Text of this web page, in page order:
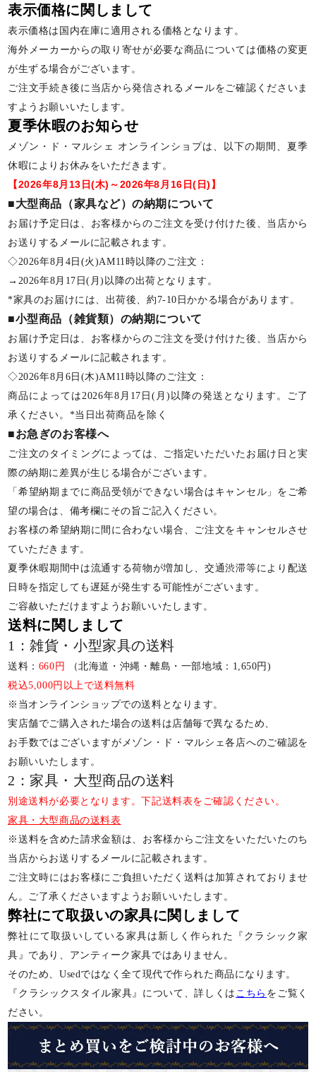
表示価格に関しまして
表示価格は国内在庫に適用される価格となります。
海外メーカーからの取り寄せが必要な商品については価格の変更
が生ずる場合がございます。
ご注文手続き後に当店から発信されるメールをご確認くださいま
すようお願いいたします。
夏季休暇のお知らせ
メゾン・ド・マルシェ オンラインショプは、以下の期間、夏季
休暇によりお休みをいただきます。
【2026年8月13日(木)～2026年8月16日(日)】
■大型商品（家具など）の納期について
お届け予定日は、お客様からのご注文を受け付けた後、当店から
お送りするメールに記載されます。
◇2026年8月4日(火)AM11時以降のご注文：
→2026年8月17日(月)以降の出荷となります。
*家具のお届けには、出荷後、約7-10日かかる場合があります。
■小型商品（雑貨類）の納期について
お届け予定日は、お客様からのご注文を受け付けた後、当店から
お送りするメールに記載されます。
◇2026年8月6日(木)AM11時以降のご注文：
商品によっては2026年8月17日(月)以降の発送となります。ご了
承ください。*当日出荷商品を除く
■お急ぎのお客様へ
ご注文のタイミングによっては、ご指定いただいたお届け日と実
際の納期に差異が生じる場合がございます。
「希望納期までに商品受領ができない場合はキャンセル」をご希
望の場合は、備考欄にその旨ご記入ください。
お客様の希望納期に間に合わない場合、ご注文をキャンセルさせ
ていただきます。
夏季休暇期間中は流通する荷物が増加し、交通渋滞等により配送
日時を指定しても遅延が発生する可能性がございます。
ご容赦いただけますようお願いいたします。
送料に関しまして
1：雑貨・小型家具の送料
送料： 660円
（北海道・沖縄・離島・一部地域：1,650円)
税込5,000円以上で送料無料
※当オンラインショップでの送料となります。
実店舗でご購入された場合の送料は店舗毎で異なるため、
お手数ではございますがメゾン・ド・マルシェ各店へのご確認を
お願いいたします。
2：家具・大型商品の送料
別途送料が必要となります。下記送料表をご確認ください。
家具・大型商品の送料表
※送料を含めた請求金額は、お客様からご注文をいただいたのち
当店からお送りするメールに記載されます。
ご注文時にはお客様にご負担いただく送料は加算されておりませ
ん。ご了承くださいますようお願いいたします。
弊社にて取扱いの家具に関しまして
弊社にて取扱いしている家具は新しく作られた『クラシック家
具』であり、アンティーク家具ではありません。
そのため、Usedではなく全て現代で作られた商品になります。
『クラシックスタイル家具』について、詳しくは こちら をご覧く
ださい。